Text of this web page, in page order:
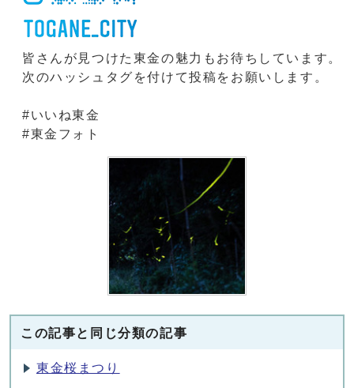
皆さんが見つけた東金の魅力もお待ちしています。
次のハッシュタグを付けて投稿をお願いします。
#いいね東金
#東金フォト
この記事と同じ分類の記事
東金桜まつり